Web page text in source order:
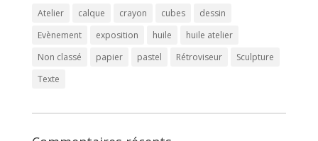
Atelier calque crayon cubes
dessin
Evènement
exposition huile
huile atelier
Non classé
papier pastel Rétroviseur
Sculpture
Texte